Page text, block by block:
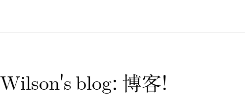
Wilson's blog: 博客!